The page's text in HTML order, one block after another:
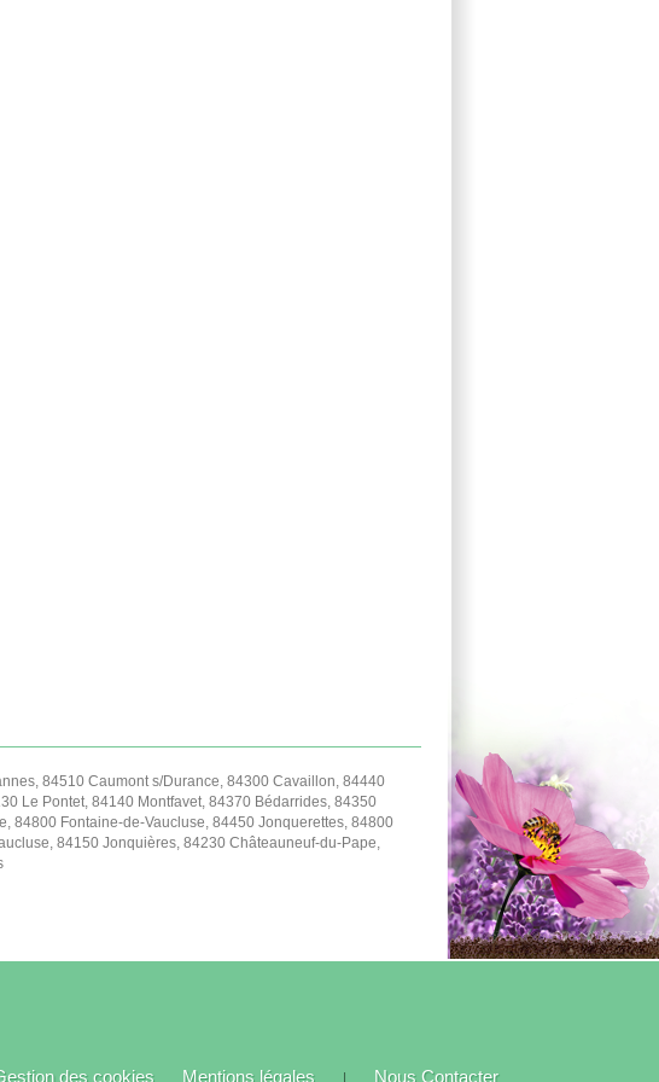
84510 Caumont s/Durance, 84300 Cavaillon, 84440
Le Pontet, 84140 Montfavet, 84370 Bédarrides, 84350
84800 Fontaine-de-Vaucluse, 84450 Jonquerettes, 84800
84150 Jonquières, 84230 Châteauneuf-du-Pape,
des cookies Mentions légales | Nous Contacter